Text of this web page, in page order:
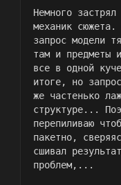
Немного
механик
запрос модели
там и предметы
все в одной
итоге, но
же частенько
структуре...
перепиливаю
пакетно,
сшивал
проблем,...